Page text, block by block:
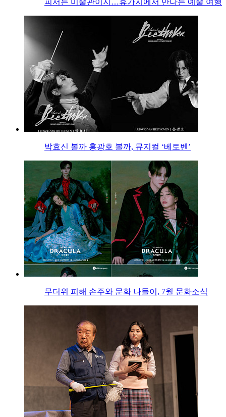
피서는 미술관이지…휴가지에서 만나는 예술 여행
박효신 볼까 홍광호 볼까, 뮤지컬 ‘베토벤’
무더위 피해 손주와 문화 나들이, 7월 문화소식